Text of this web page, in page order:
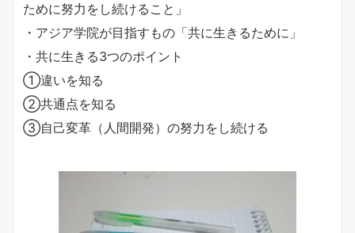
ために努力をし続けること」
・アジア学院が目指すもの「共に生きるために」
・共に生きる3つのポイント
①違いを知る
②共通点を知る
③自己変革（人間開発）の努力をし続ける